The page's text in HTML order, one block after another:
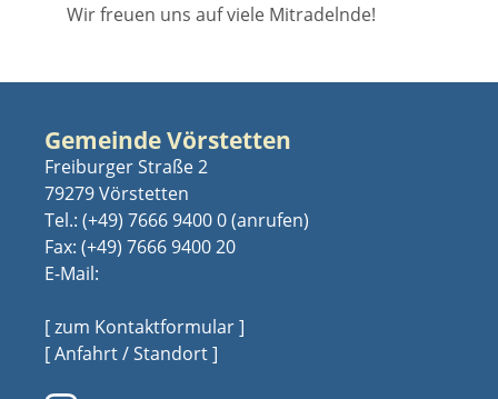
Wir freuen uns auf viele Mitradelnde!
Gemeinde Vörstetten
Freiburger Straße 2
79279 Vörstetten
Tel.: (+49) 7666 9400 0
Fax: (+49) 7666 9400 20
E-Mail:
[ zum Kontaktformular ]
[ Anfahrt / Standort ]